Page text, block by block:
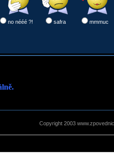
no nééé ?! safra
mmmuc
Copyright 2003